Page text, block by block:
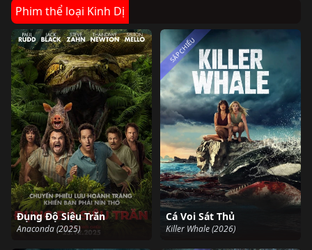
Phim thể loại Kinh Dị
Đụng Độ Siêu Trăn
Anaconda (2025)
Cá Voi Sát Thủ
Killer Whale (2026)
SẮP CHIẾU